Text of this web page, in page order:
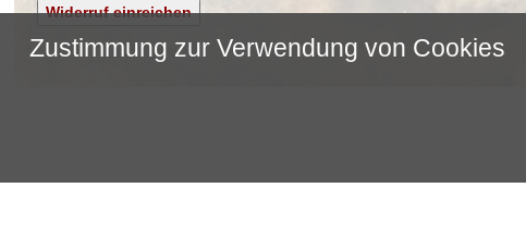
Widerruf einreichen
Zustimmung zur Verwendung von Cookies